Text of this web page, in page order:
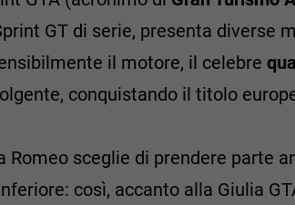
GT di serie, presenta diverse
il motore, il celebre
conquistando il titolo
Romeo sceglie di prendere parte
così, accanto alla Giulia